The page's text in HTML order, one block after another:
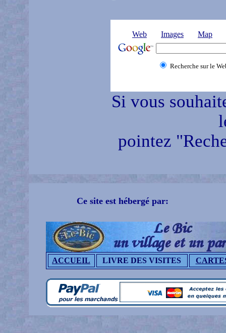
Web Images Map
Recherche sur le
Si vous
pointez
Ce site est hébergé par:
ACCUEIL LIVRE DES VISITES